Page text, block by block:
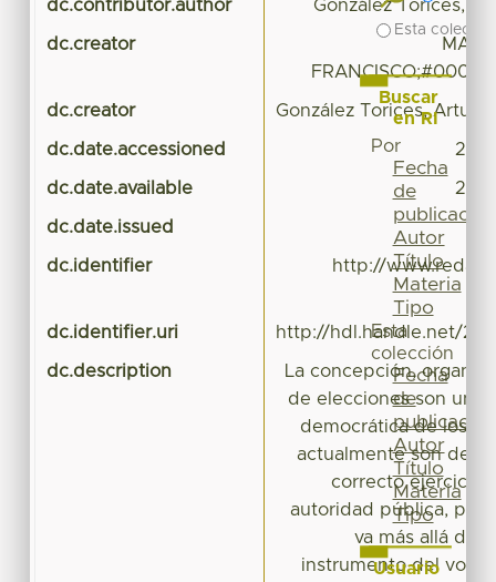
dc.contributor.author González Torices,
dc.creator
dc.creator González Torices, Arturo
dc.date.accessioned
dc.date.available
dc.date.issued
dc.identifier http://
dc.identifier.uri http://hdl.handle.net/
dc.description
La concepción,
de elecciones son un
democrática de los
actualmente son
correcto ejercicio
autoridad pública, por
va más allá del
instrumento del voto;
Esta
Buscar
en RI
Por
Fecha
de
publicación
Autor
Título
Materia
Tipo
Esta
colección
Fecha
de
publicación
Autor
Título
Materia
Tipo
Usuario